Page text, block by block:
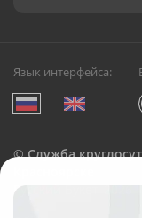
Язык интерфейса:
©Служба
Русский Букет, 2026